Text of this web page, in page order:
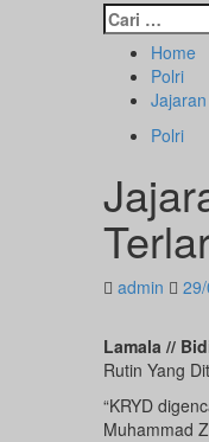
Cari
untuk:
Home
Polri
Polri
admin
Lamala //
Rutin Yang
“KRYD
Muhammad